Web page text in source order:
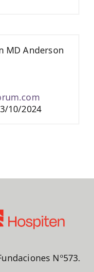
MD Anderson
10/2024
Nº573.